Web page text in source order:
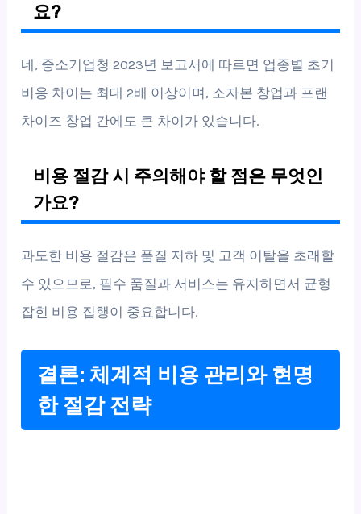
요?
네, 중소기업청 2023년 보고서에 따르면 업종별 초기
비용 차이는 최대 2배 이상이며, 소자본 창업과 프랜
차이즈 창업 간에도 큰 차이가 있습니다.
비용 절감 시 주의해야 할 점은 무엇인
가요?
과도한 비용 절감은 품질 저하 및 고객 이탈을 초래할
수 있으므로, 필수 품질과 서비스는 유지하면서 균형
잡힌 비용 집행이 중요합니다.
결론: 체계적 비용 관리와 현명
한 절감 전략